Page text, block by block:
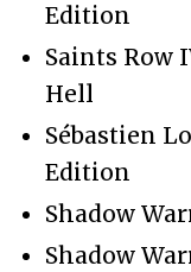
Edition
Saints Row
Hell
Sébastien
Edition
Shadow
Shadow